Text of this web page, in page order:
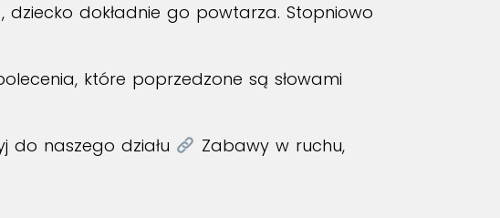
dziecko dokładnie go powtarza. Stopniowo
które poprzedzone są słowami
do naszego działu
Zabawy w ruchu,